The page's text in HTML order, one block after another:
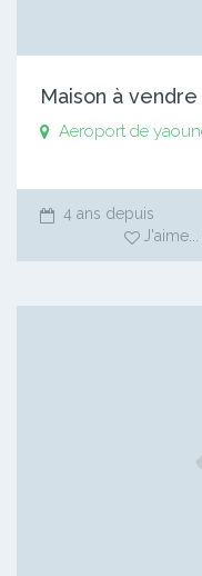
Maison à vendre
Aeroport de
4 ans depuis
J'aime